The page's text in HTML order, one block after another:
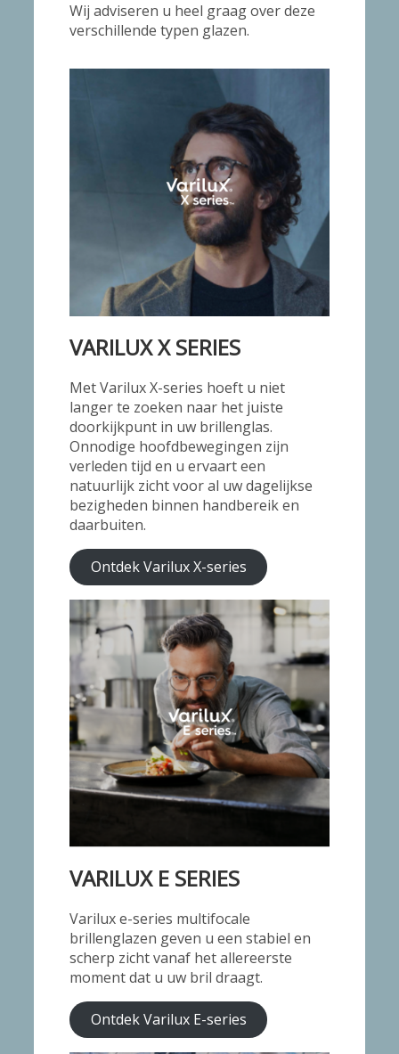
Wij adviseren u heel graag over deze
verschillende typen glazen.
VARILUX X SERIES
Met Varilux X-series hoeft u niet
langer te zoeken naar het juiste
doorkijkpunt in uw brillenglas.
Onnodige hoofdbewegingen zijn
verleden tijd en u ervaart een
natuurlijk zicht voor al uw dagelijkse
bezigheden binnen handbereik en
daarbuiten.
Ontdek Varilux X-series
VARILUX E SERIES
Varilux e-series multifocale
brillenglazen geven u een stabiel en
scherp zicht vanaf het allereerste
moment dat u uw bril draagt.
Ontdek Varilux E-series